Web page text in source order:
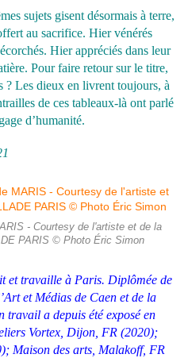
sujets gisent désormais à terre,
au sacrifice. Hier vénérés
Hier appréciés dans leur
Pour faire retour sur le titre,
? Les dieux en livrent toujours, à
de ces tableaux-là ont parlé
d’humanité.
- Courtesy de l'artiste et de la
PARIS © Photo Éric Simon
et travaille à Paris. Diplômée de
et Médias de Caen et de la
travail a depuis été exposé en
Vortex, Dijon, FR (2020);
Maison des arts, Malakoff, FR